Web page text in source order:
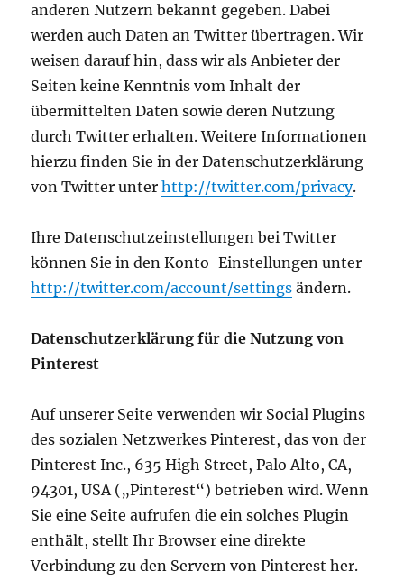
anderen Nutzern bekannt gegeben. Dabei
werden auch Daten an Twitter übertragen. Wir
weisen darauf hin, dass wir als Anbieter der
Seiten keine Kenntnis vom Inhalt der
übermittelten Daten sowie deren Nutzung
durch Twitter erhalten. Weitere Informationen
hierzu finden Sie in der Datenschutzerklärung
von Twitter unterhttp://twitter.com/privacy.
Ihre Datenschutzeinstellungen bei Twitter
können Sie in den Konto-Einstellungen unter
http://twitter.com/account/settings ändern.
Datenschutzerklärung für die Nutzung von
Pinterest
Auf unserer Seite verwenden wir Social Plugins
des sozialen Netzwerkes Pinterest, das von der
Pinterest Inc., 635 High Street, Palo Alto, CA,
94301, USA („Pinterest“) betrieben wird. Wenn
Sie eine Seite aufrufen die ein solches Plugin
enthält, stellt Ihr Browser eine direkte
Verbindung zu den Servern von Pinterest her.